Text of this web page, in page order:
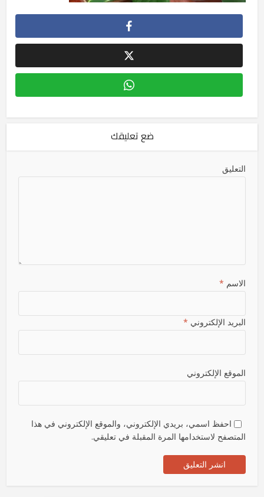
ضع تعليقك
التعليق
الاسم *
البريد الإلكتروني *
الموقع الإلكتروني
احفظ اسمي، بريدي الإلكتروني، والموقع الإلكتروني في هذا
المتصفح لاستخدامها المرة المقبلة في تعليقي.